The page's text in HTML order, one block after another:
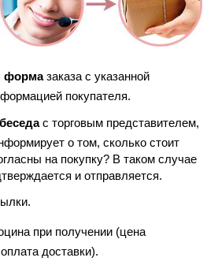
формазаказа с указанной
покупателя.
с торговым представителем,
о том, сколько стоит
на покупку? В таком случае
и отправляется.
при получении (цена
доставки).